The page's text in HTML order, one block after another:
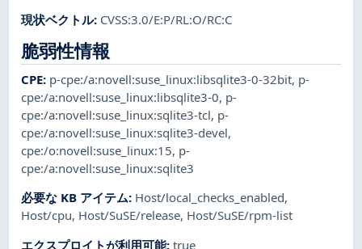
現状ベクトル: CVSS:3.0/E:P/RL:O/RC:C
脆弱性情報
CPE: p-cpe:/a:novell:suse_linux:libsqlite3-0-32bit, p-
cpe:/a:novell:suse_linux:libsqlite3-0, p-
cpe:/a:novell:suse_linux:sqlite3-tcl, p-
cpe:/a:novell:suse_linux:sqlite3-devel,
cpe:/o:novell:suse_linux:15, p-
cpe:/a:novell:suse_linux:sqlite3
必要な KB アイテム: Host/local_checks_enabled,
Host/cpu, Host/SuSE/release, Host/SuSE/rpm-list
エクスプロイトが利用可能:true